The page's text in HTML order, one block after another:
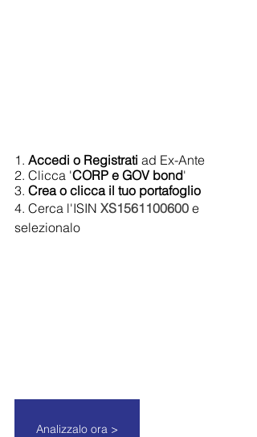
1. Accedi o Registrati ad Ex-Ante
2. Clicca 'CORP e GOV bond'
3. Crea o clicca il tuo portafoglio
4. Cerca l'ISIN XS1561100600 e
selezionalo
Analizzalo ora >